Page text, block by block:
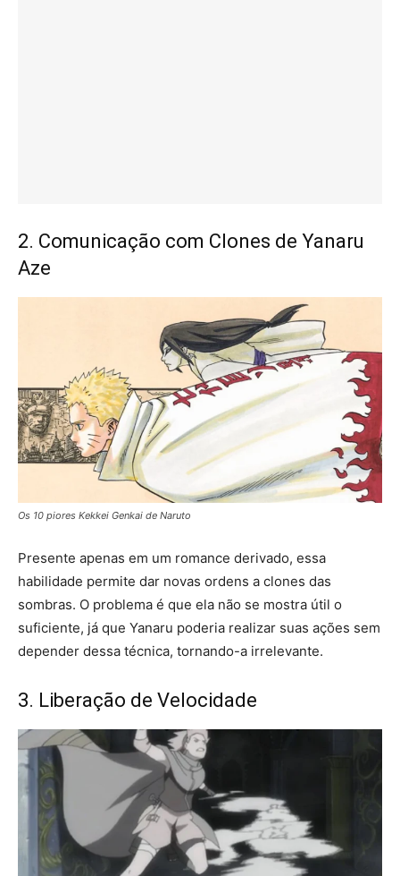
2. Comunicação com Clones de Yanaru
Aze
Os 10 piores Kekkei Genkai de Naruto
Presente apenas em um romance derivado, essa
habilidade permite dar novas ordens a clones das
sombras. O problema é que ela não se mostra útil o
suficiente, já que Yanaru poderia realizar suas ações sem
depender dessa técnica, tornando-a irrelevante.
3. Liberação de Velocidade